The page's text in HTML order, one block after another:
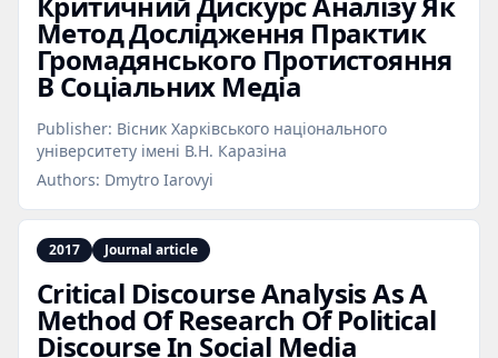
Метод Дослідження Практик
Громадянського Протистояння
В Соціальних Медіа
Publisher: Вісник Харківського національного
університету імені В.Н. Каразіна
Authors: Dmytro Iarovyi
2017 Journal article
Critical Discourse Analysis As A
Method Of Research Of Political
Discourse In Social Media